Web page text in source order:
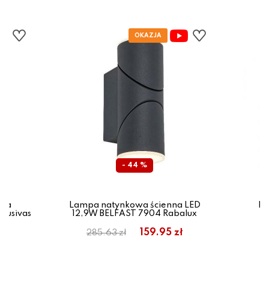
- 44 %
Lampa natynkowa ścienna LED
12,9W BELFAST 7904 Rabalux
285.63 zł 159.95 zł